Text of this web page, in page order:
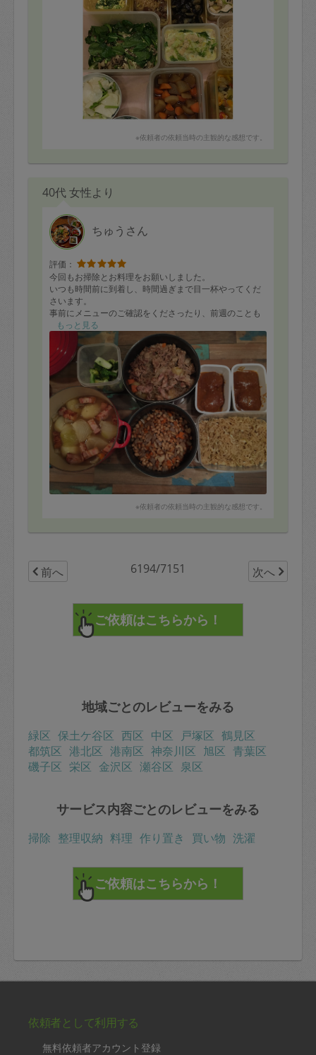
※依頼者の依頼当時の主観的な感想です。
40代 女性より
ちゅうさん
評価：
今回もお掃除とお料理をお願いしました。
いつも時間前に到着し、時間過ぎまで目一杯やってくだ
さいます。
事前にメニューのご確認をくださったり、前週のことも
覚えていてくださるので安心してお願いすることができ
今回作ってくださったのは切り干し大根、五目豆、ハン
バーグ、ポトフ、肉じゃが、ブロッコリーの付け合わ
せ、こんにゃくのから炒りで、いただくのが楽しみで
す。
もっと見る
※依頼者の依頼当時の主観的な感想です。
前へ 6194/7151 次へ
地域ごとのレビューをみる
緑区 保土ケ谷区 西区 中区 戸塚区 鶴見区
都筑区 港北区 港南区 神奈川区 旭区 青葉区
磯子区 栄区 金沢区 瀬谷区 泉区
サービス内容ごとのレビューをみる
掃除 整理収納 料理 作り置き 買い物 洗濯
依頼者として利用する
無料依頼者アカウント登録